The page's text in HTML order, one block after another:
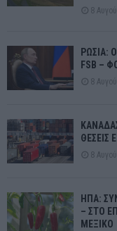
8
ΡΩΣΙΑ:
FSB –
8
ΘΕΣΕΙΣ
8
ΗΠΑ:
– ΣΤΟ
ΜΕΞΙΚΟ